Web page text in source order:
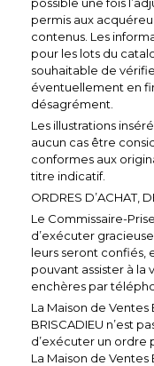
permis aux
contenus. Les
pour les lots du
souhaitable de
éventuellement en
désagrément.
Les illustrations
aucun cas être
conformes aux
titre indicatif.
ORDRES D’ACHAT,
Le Commissaire-
d’exécuter
leurs seront confiés,
pouvant assister à la
enchères par
La Maison de Ventes
BRISCADIEU n’est
d’exécuter un ordre
La Maison de Ventes